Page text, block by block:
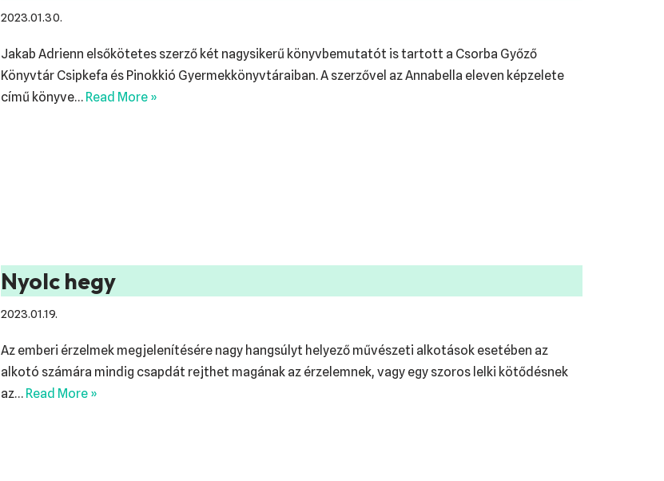
2023.01.30.
Jakab Adrienn elsőkötetes szerző két nagysikerű könyvbemutatót is tartott a Csorba Győző
Könyvtár Csipkefa és Pinokkió Gyermekkönyvtáraiban. A szerzővel az Annabella eleven képzelete
című könyve… Read More »
Nyolc hegy
2023.01.19.
Az emberi érzelmek megjelenítésére nagy hangsúlyt helyező művészeti alkotások esetében az
alkotó számára mindig csapdát rejthet magának az érzelemnek, vagy egy szoros lelki kötődésnek
az… Read More »